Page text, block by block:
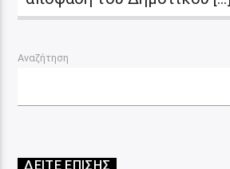
Αναζήτηση